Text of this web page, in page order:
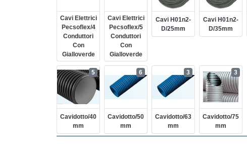
Cavi Elettrici
Pecsoflex/4
Conduttori
Con
Gialloverde
Cavi Elettrici
Pecsoflex/5
Conduttori
Con
Gialloverde
Cavi H01n2-
D/25mm
Cavi H01n2-
D/35mm
Cavidotto/40
Mm
5
Cavidotto/50
Mm
6
Cavidotto/63
Mm
3
Cavidotto/75
Mm
3